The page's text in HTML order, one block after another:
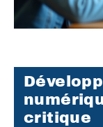
critique